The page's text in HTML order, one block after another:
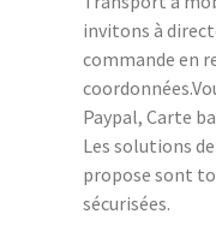
invitons à
commande en
Paypal, Carte
Les solutions
propose sont
sécurisées.